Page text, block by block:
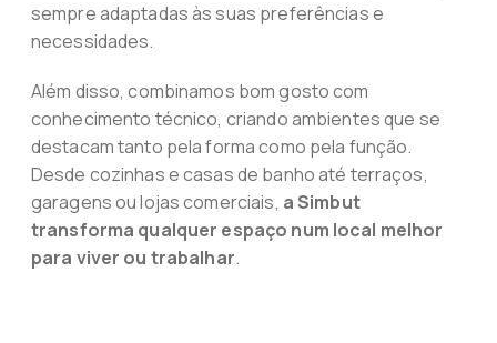
sempre adaptadas às suas preferências e
necessidades.
Além disso, combinamos bom gosto com
conhecimento técnico, criando ambientes que se
destacam tanto pela forma como pela função.
Desde cozinhas e casas de banho até terraços,
garagens ou lojas comerciais, a Simbut
transforma qualquer espaço num local melhor
para viver ou trabalhar.